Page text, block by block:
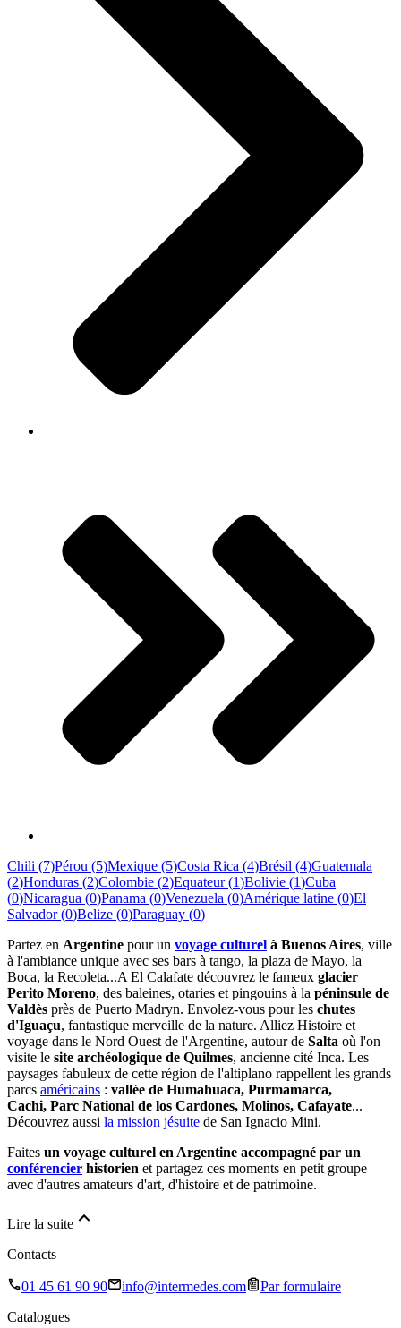
Chili (7)Pérou (5)Mexique (5)Costa Rica (4)Brésil (4)Guatemala
(2)Honduras (2)Colombie (2)Equateur (1)Bolivie (1)Cuba
(0)Nicaragua (0)Panama (0)Venezuela (0)Amérique latine (0)El
Salvador (0)Belize (0)Paraguay (0)
Partez en Argentine pour un voyage culturel à Buenos Aires, ville
à l'ambiance unique avec ses bars à tango, la plaza de Mayo, la
Boca, la Recoleta...A El Calafate découvrez le fameux glacier
Perito Moreno, des baleines, otaries et pingouins à la péninsule de
Valdès près de Puerto Madryn. Envolez-vous pour les chutes
d'Iguaçu, fantastique merveille de la nature. Alliez Histoire et
voyage dans le Nord Ouest de l'Argentine, autour de Salta où l'on
visite le site archéologique de Quilmes, ancienne cité Inca. Les
paysages fabuleux de cette région de l'altiplano rappellent les grands
parcs américains : vallée de Humahuaca, Purmamarca,
Cachi, Parc National de los Cardones, Molinos, Cafayate...
Découvrez aussi la mission jésuite de San Ignacio Mini.
Faites un voyage culturel en Argentine accompagné par un
conférencier historien et partagez ces moments en petit groupe
avec d'autres amateurs d'art, d'histoire et de patrimoine.
Lire la suite
Contacts
01 45 61 90 90 info@intermedes.com
Par formulaire
Catalogues